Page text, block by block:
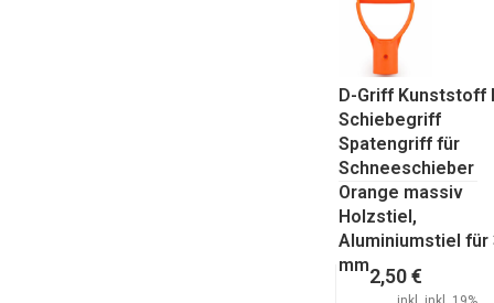
D-Griff Kunststoff
Schiebegriff
Spatengriff für
Schneeschieber
Orange massiv
Holzstiel,
Aluminiumstiel für
mm2,50 €